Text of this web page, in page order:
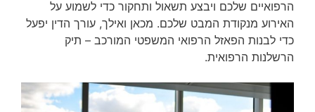
הרפואיים שלכם ויבצע תשאול ותחקור כדי לשמוע על
האירוע מנקודת המבט שלכם. מכאן ואילך, עורך הדין יפעל
כדי לבנות הפאזל הרפואי המשפטי המורכב – תיק
הרשלנות הרפואית.